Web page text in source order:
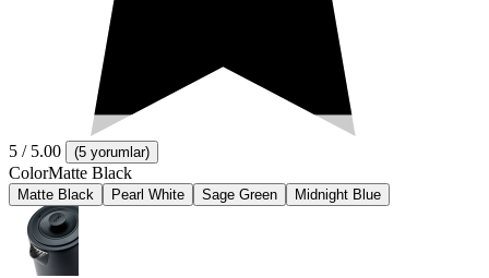
5 / 5.00 (5 yorumlar)
ColorMatte Black
Matte Black Pearl White Sage Green Midnight Blue